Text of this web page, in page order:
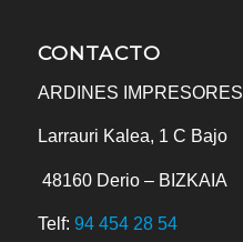
CONTACTO
ARDINES IMPRESORES
Larrauri Kalea, 1 C Bajo
48160 Derio – BIZKAIA
Telf: 94 454 28 54